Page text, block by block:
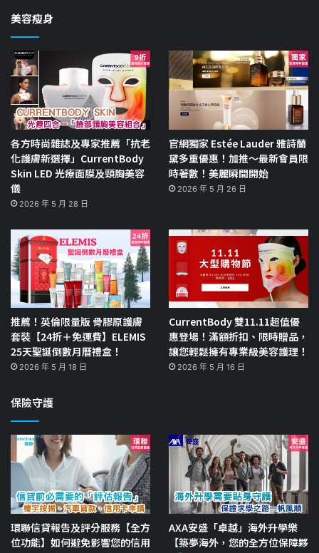
美容瘦身
各方時尚雜誌及專家推薦「抗老
化護膚新選擇」CurrentBody
Skin LED 光療面膜及頸胸美容
儀
2026 年 5 月 28 日
官網獨家 Estée Lauder 雅詩蘭
黛多重優惠！加推～最新會員限
時著數！美麗瞬間開始
2026 年 5 月 26 日
推薦！英倫限量版 骨膠原護膚
套裝【24折＋免運費】ELEMIS
25天聖誕倒數月曆禮盒！
2026 年 5 月 18 日
CurrentBody 雙11.11超值優
惠登場！滿額折扣、限時贈品，
讓您輕鬆擁有專業級美容護理！
2026 年 5 月 16 日
保險守護
環聯信貸報告及評分服務【全方
位功能】如何避免影響您的信用
AXA安盛「卓越」海外升學樂
【築夢海外，您的全方位保障夥